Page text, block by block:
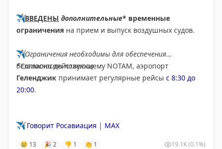
✈️ВВЕДЕНЫ дополнительные* временные
ограничения на прием и выпуск воздушных судов.
✈️Ограничения необходимы для обеспечения
безопасности полетов.
*Согласно действующему NOTAM, аэропорт
Геленджик принимает регулярные рейсы с 8:30 до
20:00.
✈️ Говорит Росавиация | MAX
😢 13 🎉 2 👎 1 👏 1 19.1K(0.1%)